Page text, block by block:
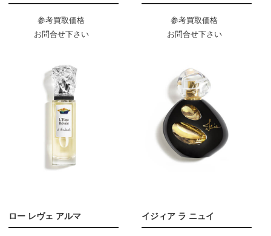
参考買取価格
お問合せ下さい
参考買取価格
お問合せ下さい
ロー レヴェ アルマ イジィア ラ ニュイ